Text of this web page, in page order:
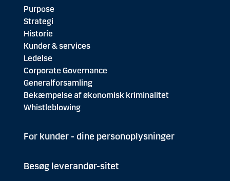
Purpose
Strategi
Historie
Kunder & services
Ledelse
Corporate Governance
Generalforsamling
Bekæmpelse af økonomisk kriminalitet
Whistleblowing
For kunder - dine personoplysninger
Besøg leverandør-sitet